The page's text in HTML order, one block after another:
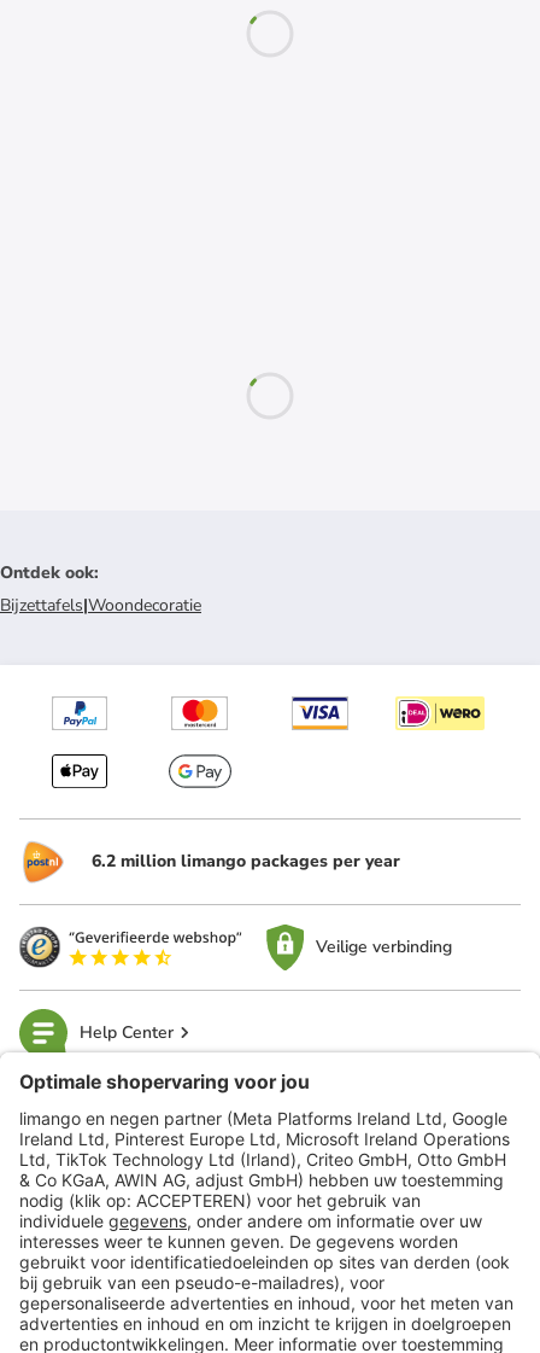
Ontdek ook:
Bijzettafels|Woondecoratie
6.2 million limango packages per year
Veilige verbinding
Help Center
limango
Veilig winkelen
Klantenservice
Shop
Acties